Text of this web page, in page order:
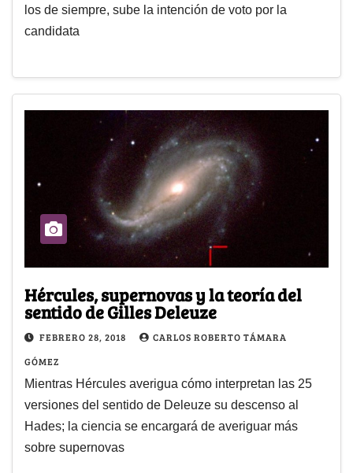
los de siempre, sube la intención de voto por la
candidata
Hércules, supernovas y la teoría del
sentido de Gilles Deleuze
FEBRERO 28, 2018
CARLOS ROBERTO TÁMARA
GÓMEZ
Mientras Hércules averigua cómo interpretan las 25
versiones del sentido de Deleuze su descenso al
Hades; la ciencia se encargará de averiguar más
sobre supernovas